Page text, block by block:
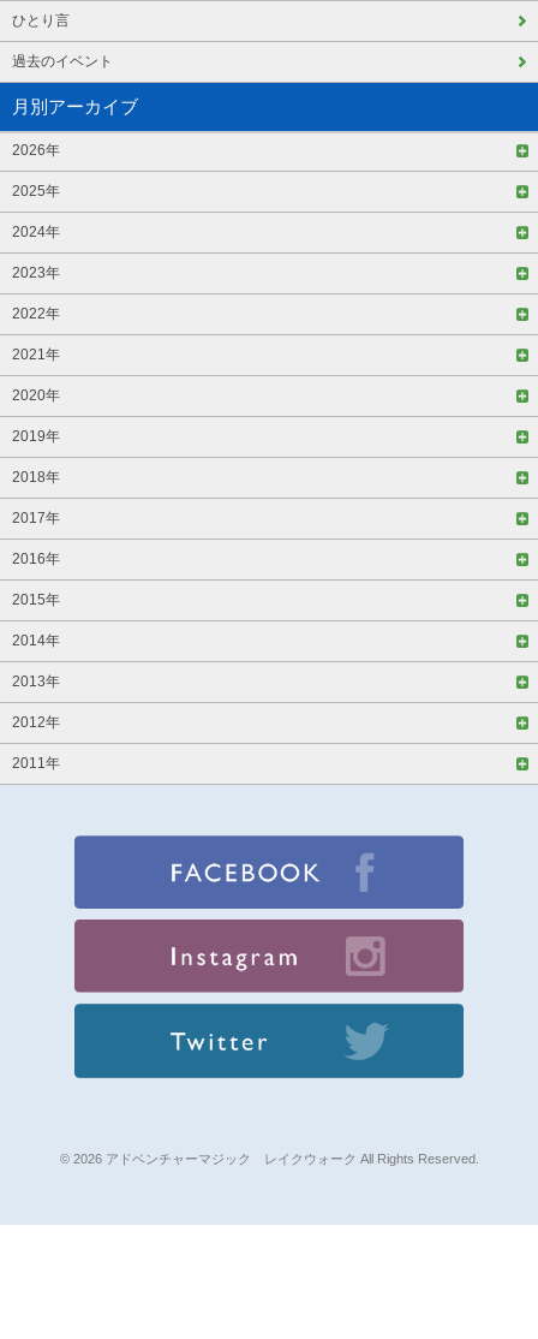
ひとり言
過去のイベント
月別アーカイブ
2026年
2025年
2024年
2023年
2022年
2021年
2020年
2019年
2018年
2017年
2016年
2015年
2014年
2013年
2012年
2011年
© 2026 アドベンチャーマジック レイクウォーク All Rights Reserved.